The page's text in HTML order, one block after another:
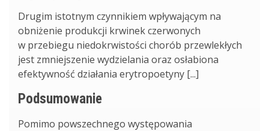
Drugim istotnym czynnikiem wpływającym na
obniżenie produkcji krwinek czerwonych
w przebiegu niedokrwistości chorób przewlekłych
jest zmniejszenie wydzielania oraz osłabiona
efektywność działania erytropoetyny [...]
Podsumowanie
Pomimo powszechnego występowania